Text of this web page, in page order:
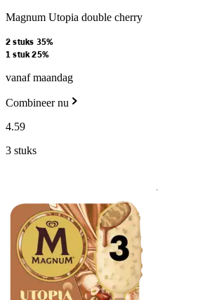
Magnum Utopia double cherry
2 stuks 35%
1 stuk 25%
vanaf maandag
Combineer nu
4.59
3 stuks